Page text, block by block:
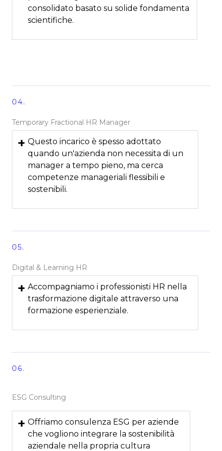
consolidato basato su solide fondamenta
scientifiche.
04.
Temporary Fractional HR Manager
+ Questo incarico è spesso adottato
quando un'azienda non necessita di un
manager a tempo pieno, ma cerca
competenze manageriali flessibili e
sostenibili.
05.
Digital & Learning HR
+ Accompagniamo i professionisti HR nella
trasformazione digitale attraverso una
formazione esperienziale.
06.
ESG Consulting
+ Offriamo consulenza ESG per aziende
che vogliono integrare la sostenibilità
aziendale nella propria cultura